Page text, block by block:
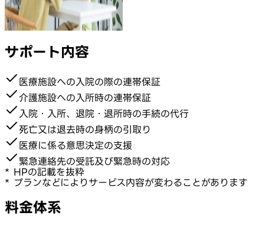
サポート内容
医療施設への入院の際の連帯保証
介護施設への入所時の連帯保証
入院・入所、退院・退所時の手続の代行
死亡又は退去時の身柄の引取り
医療に係る意思決定の支援
緊急連絡先の受託及び緊急時の対応
* HPの記載を抜粋
* プランなどによりサービス内容が変わることがあります
料金体系